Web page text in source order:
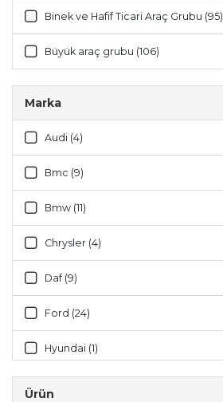
Binek ve Hafif Ticari Araç Grubu (95)
Büyük araç grubu (106)
Marka
Audi (4)
Bmc (9)
Bmw (11)
Chrysler (4)
Daf (9)
Ford (24)
Hyundai (1)
Ürün